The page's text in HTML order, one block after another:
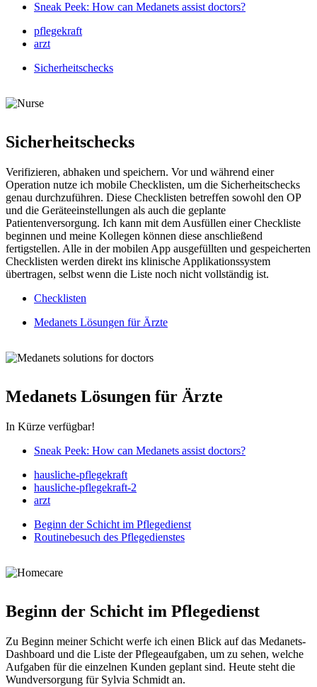
Sneak Peek: How can Medanets assist doctors?
pflegekraft
arzt
Sicherheitschecks
Sicherheitschecks
Verifizieren, abhaken und speichern. Vor und während einer
Operation nutze ich mobile Checklisten, um die Sicherheitschecks
genau durchzuführen. Diese Checklisten betreffen sowohl den OP
und die Geräteeinstellungen als auch die geplante
Patientenversorgung. Ich kann mit dem Ausfüllen einer Checkliste
beginnen und meine Kollegen können diese anschließend
fertigstellen. Alle in der mobilen App ausgefüllten und gespeicherten
Checklisten werden direkt ins klinische Applikationssystem
übertragen, selbst wenn die Liste noch nicht vollständig ist.
Checklisten
Medanets Lösungen für Ärzte
Medanets Lösungen für Ärzte
In Kürze verfügbar!
Sneak Peek: How can Medanets assist doctors?
hausliche-pflegekraft
hausliche-pflegekraft-2
arzt
Beginn der Schicht im Pflegedienst
Routinebesuch des Pflegedienstes
Beginn der Schicht im Pflegedienst
Zu Beginn meiner Schicht werfe ich einen Blick auf das Medanets-
Dashboard und die Liste der Pflegeaufgaben, um zu sehen, welche
Aufgaben für die einzelnen Kunden geplant sind. Heute steht die
Wundversorgung für Sylvia Schmidt an.